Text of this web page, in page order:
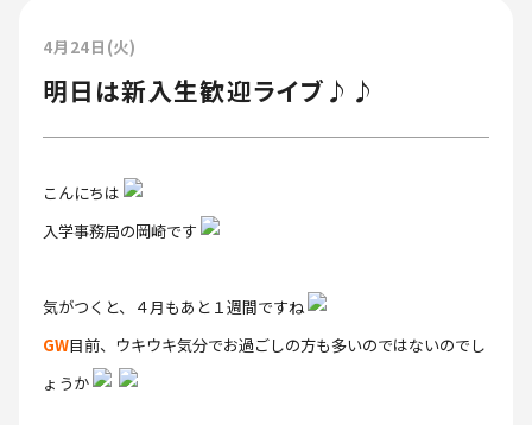
4月24日(火)
明日は新入生歓迎ライブ♪♪
こんにちは
入学事務局の岡崎です
気がつくと、４月もあと１週間ですね
GW目前、ウキウキ気分でお過ごしの方も多いのではないのでし
ょうか